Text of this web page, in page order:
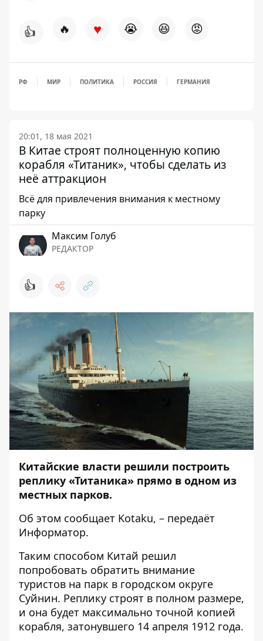
👍 🔥 ♥ 😭 😆 😡
РФ МИР ПОЛИТИКА РОССИЯ ГЕРМАНИЯ
20:01, 18 мая 2021
В Китае строят полноценную копию
корабля «Титаник», чтобы сделать из
неё аттракцион
Всё для привлечения внимания к местному
парку
Максим Голуб
РЕДАКТОР
👍
Китайские власти решили построить
реплику «Титаника» прямо в одном из
местных парков.
Об этом сообщает Kotaku, – передаёт
Информатор.
Таким способом Китай решил
попробовать обратить внимание
туристов на парк в городском округе
Суйнин. Реплику строят в полном размере,
и она будет максимально точной копией
корабля, затонувшего 14 апреля 1912 года.